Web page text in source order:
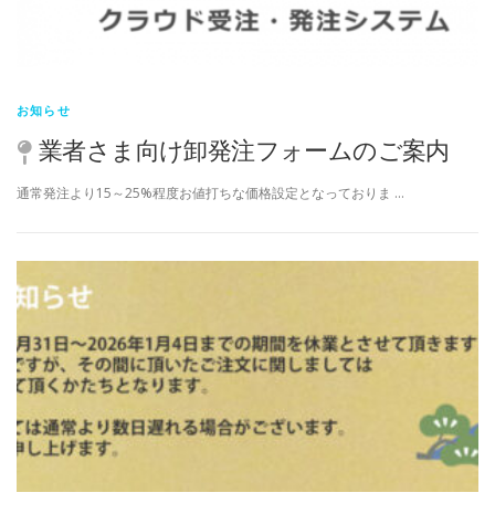
お知らせ
業者さま向け卸発注フォームのご案内
通常発注より15～25%程度お値打ちな価格設定となっておりま …